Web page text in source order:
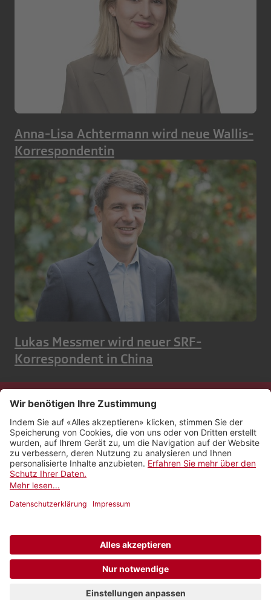
Anna-Lisa Achtermann wird neue Wallis-
Korrespondentin
Lukas Messmer wird neuer SRF-
Korrespondent in China
Kontakt
Impressum
Rechtliches
Netiquette
Newsletter abonnieren